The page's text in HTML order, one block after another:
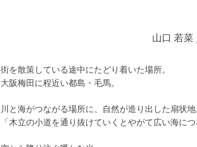
山口 若菜
街を散策している途中にたどり着いた場所。
大阪梅田に程近い都島・毛馬。
川と海がつながる場所に、自然が造り出した扇状地
「木立の小道を通り抜けていくとやがて広い海に